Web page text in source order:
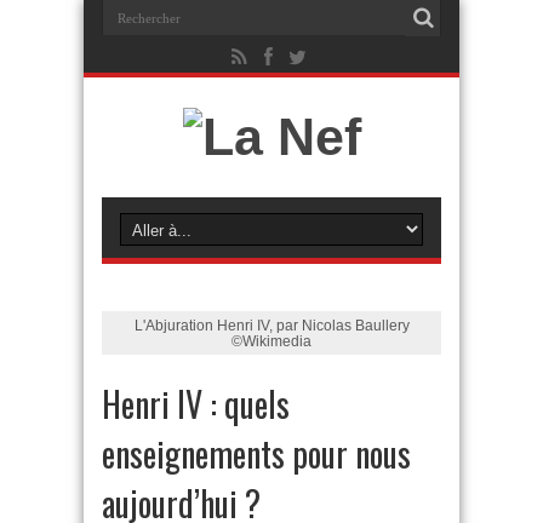
L'Abjuration Henri IV, par Nicolas Baullery
©Wikimedia
Henri IV : quels
enseignements pour nous
aujourd’hui ?